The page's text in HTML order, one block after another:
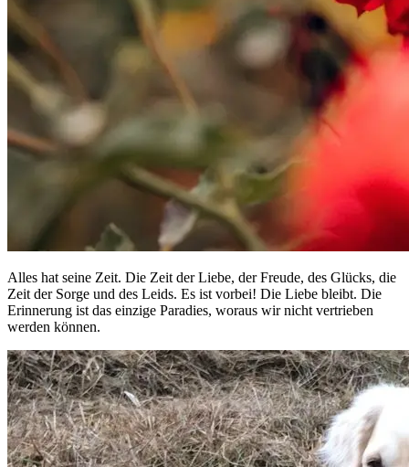
Alles hat seine Zeit. Die Zeit der Liebe, der Freude, des Glücks, die
Zeit der Sorge und des Leids. Es ist vorbei! Die Liebe bleibt. Die
Erinnerung ist das einzige Paradies, woraus wir nicht vertrieben
werden können.